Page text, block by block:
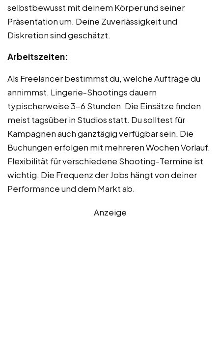
selbstbewusst mit deinem Körper und seiner
Präsentation um. Deine Zuverlässigkeit und
Diskretion sind geschätzt.
Arbeitszeiten:
Als Freelancer bestimmst du, welche Aufträge du
annimmst. Lingerie-Shootings dauern
typischerweise 3-6 Stunden. Die Einsätze finden
meist tagsüber in Studios statt. Du solltest für
Kampagnen auch ganztägig verfügbar sein. Die
Buchungen erfolgen mit mehreren Wochen Vorlauf.
Flexibilität für verschiedene Shooting-Termine ist
wichtig. Die Frequenz der Jobs hängt von deiner
Performance und dem Markt ab.
Anzeige